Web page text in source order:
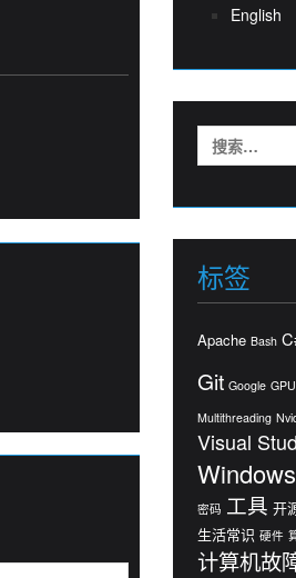
English
索：
标签
Apache Bash
Git Google GPU
Multithreading
Visual
Windows
密码 工具 开
生活常识 硬件
计算机故